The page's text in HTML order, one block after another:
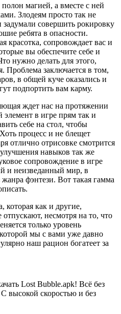
магией, а вместе с ней
Злодеям просто так не
совершить рокировку
ребята в опасности.
красотка, сопровождает вас и
вы обеспечите себе и
нужно делать для этого,
Проблема заключается в том,
в общей куче оказались и
подпортить вам карму.
ждет нас на протяжении
в игре прям так и
себе на стол, чтобы
процесс и не блещет
отлично отрисовке смотрится
навыков так же
сопровождение в игре
и неизведанный мир, в
жанра фэнтези. Вот такая гамма
которая как и другие,
несмотря на то, что
только уровень
мы с вами уже давно
наш рацион богатеет за
Lost Bubble.apk! Всё без
высокой скоростью и без